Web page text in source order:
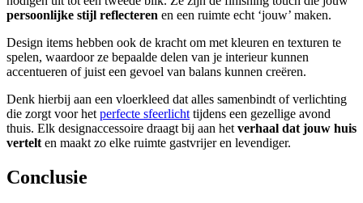
persoonlijke stijl reflecteren en een ruimte echt ‘jouw’ maken.
Design items hebben ook de kracht om met kleuren en texturen te
spelen, waardoor ze bepaalde delen van je interieur kunnen
accentueren of juist een gevoel van balans kunnen creëren.
Denk hierbij aan een vloerkleed dat alles samenbindt of verlichting
die zorgt voor het perfecte sfeerlicht tijdens een gezellige avond
thuis. Elk designaccessoire draagt bij aan het verhaal dat jouw huis
vertelt en maakt zo elke ruimte gastvrijer en levendiger.
Conclusie